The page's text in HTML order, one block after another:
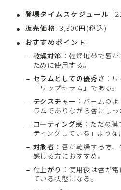
登場タイムスケジュール:
販売価格: 3,300円(税込)
おすすめポイント:
乾燥対策 ：乾燥地帯で唇
ために使用する。
セラムとしての優秀さ ：
「リップセラム」である。
テクスチャー ：バームの
ラムでありながら唇にしっ
コーティング感 ：ただの
ティングしている」ような
対象者 ：唇が乾燥する方
感じる方におすすめ。
仕上がり ：使用後は唇が
ている状態になる。